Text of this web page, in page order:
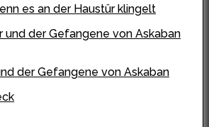
es an der Haustür klingelt
der Gefangene von Askaban